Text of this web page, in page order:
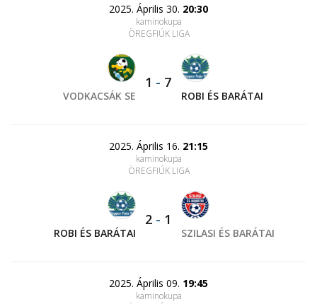
2025. Április 30. 20:30
kaminokupa
ÖREGFIÚK LIGA
VODKACSÁK SE
1 - 7
ROBI ÉS BARÁTAI
2025. Április 16. 21:15
kaminokupa
ÖREGFIÚK LIGA
ROBI ÉS BARÁTAI
2 - 1
SZILASI ÉS BARÁTAI
2025. Április 09. 19:45
kaminokupa